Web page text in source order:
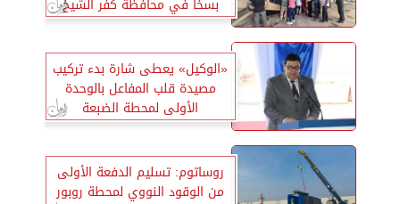
بسخا في محافظة كفر الشيخ
«الوكيل» يعطى شارة بدء تركيب
مصيدة قلب المفاعل بالوحدة
الأولى لمحطة الضبعة
روساتوم: تسليم الدفعة الأولى
من الوقود النووي لمحطة روبور